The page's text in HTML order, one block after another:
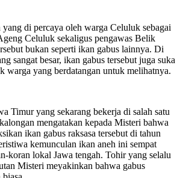
di percaya oleh warga Celuluk sebagai
Celuluk sekaligus pengawas Belik
bukan seperti ikan gabus lainnya. Di
sangat besar, ikan gabus tersebut juga suka
warga yang berdatangan untuk melihatnya.
Timur yang sekarang bekerja di salah satu
mengatakan kepada Misteri bahwa
ikan gabus raksasa tersebut di tahun
kemunculan ikan aneh ini sempat
koran lokal Jawa tengah. Tohir yang selalu
Misteri meyakinkan bahwa gabus